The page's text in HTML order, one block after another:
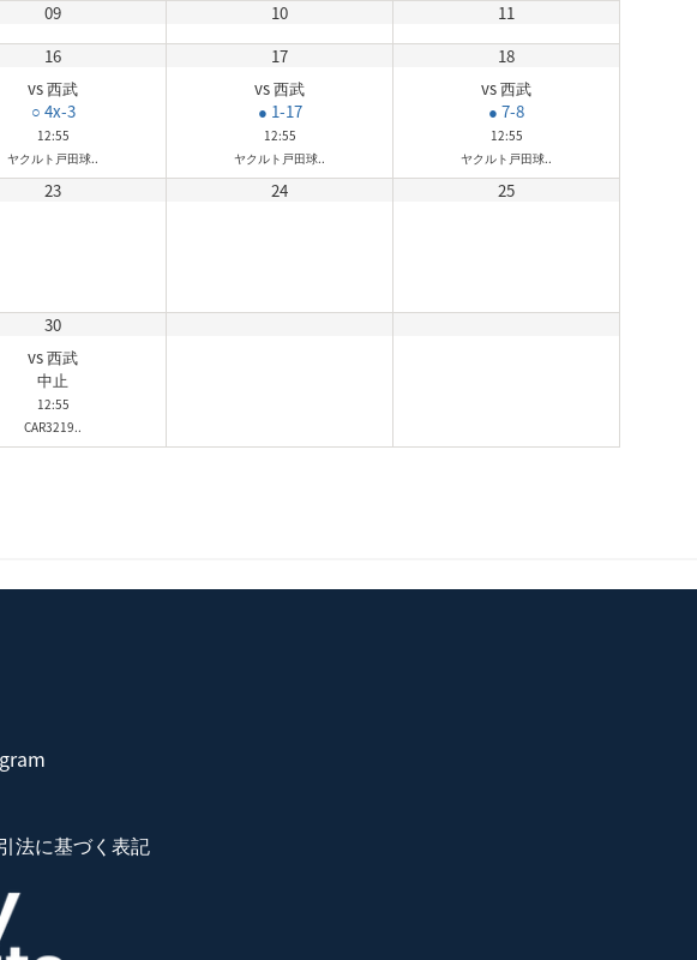
09 10
11
16
vs 西武
○ 4x-3
12:55
ヤクルト戸田球..
17
vs 西武
● 1-17
12:55
ヤクルト戸田球..
18
vs 西武
● 7-8
12:55
ヤクルト戸田球..
23 24 25
30
vs 西武
中止
12:55
CAR3219..
法に基づく表記